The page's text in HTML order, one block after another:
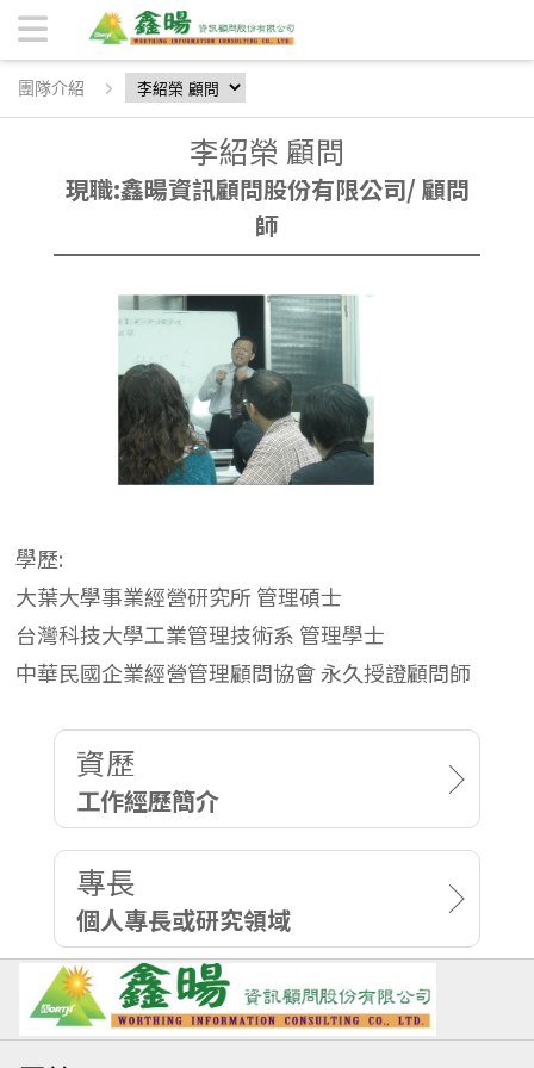
李紹榮 顧問 | 鑫暘資訊顧問股份有限公司
團隊介紹
李紹榮 顧問
現職:鑫暘資訊顧問股份有限公司/ 顧問
師
學歷:
大葉大學事業經營研究所 管理碩士
台灣科技大學工業管理技術系 管理學士
中華民國企業經營管理顧問協會 永久授證顧問師
資歷
工作經歷簡介
專長
個人專長或研究領域